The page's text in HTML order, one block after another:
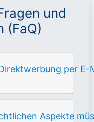
und
(FaQ)
per
Aspekte